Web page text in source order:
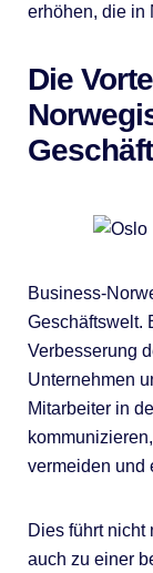
erhöhen, die in
Die
Business-
Geschäftswelt.
Verbesserung
Unternehmen
Mitarbeiter in
vermeiden und
Dies führt nicht
auch zu einer